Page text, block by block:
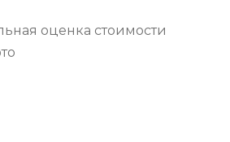
оценка стоимости